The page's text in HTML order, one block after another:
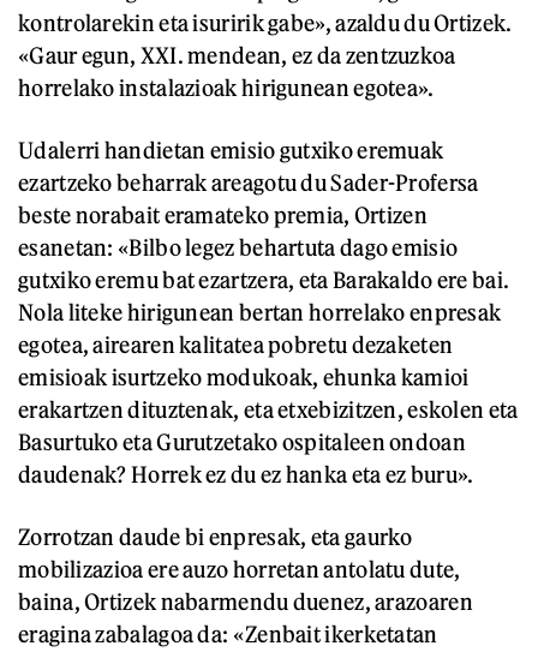
kontrolarekin eta isuririk gabe», azaldu du Ortizek.
«Gaur egun, XXI. mendean, ez da zentzuzkoa
horrelako instalazioak hirigunean egotea».
Udalerri handietan emisio gutxiko eremuak
ezartzeko beharrak areagotu du Sader-Profersa
beste norabait eramateko premia, Ortizen
esanetan: «Bilbo legez behartuta dago emisio
gutxiko eremu bat ezartzera, eta Barakaldo ere bai.
Nola liteke hirigunean bertan horrelako enpresak
egotea, airearen kalitatea pobretu dezaketen
emisioak isurtzeko modukoak, ehunka kamioi
erakartzen dituztenak, eta etxebizitzen, eskolen eta
Basurtuko eta Gurutzetako ospitaleen ondoan
daudenak? Horrek ez du ez hanka eta ez buru».
Zorrotzan daude bi enpresak, eta gaurko
mobilizazioa ere auzo horretan antolatu dute,
baina, Ortizek nabarmendu duenez, arazoaren
eragina zabalagoa da: «Zenbait ikerketatan